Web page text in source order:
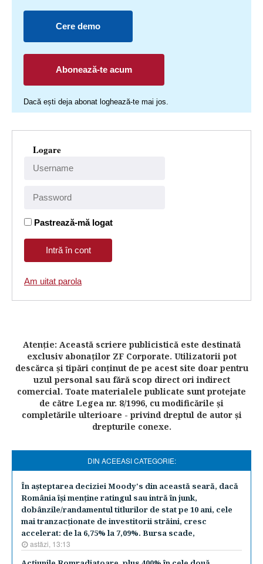
Cere demo
Abonează-te acum
Dacă ești deja abonat loghează-te mai jos.
Logare
Pastrează-mă logat
Am uitat parola
Atenţie: Această scriere publicistică este destinată
exclusiv abonaţilor ZF Corporate. Utilizatorii pot
descărca şi tipări conţinut de pe acest site doar pentru
uzul personal sau fără scop direct ori indirect
comercial. Toate materialele publicate sunt protejate
de către Legea nr. 8/1996, cu modificările şi
completările ulterioare - privind dreptul de autor şi
drepturile conexe.
DIN ACEEASI CATEGORIE:
În aşteptarea deciziei Moody's din această seară, dacă
România îşi menţine ratingul sau intră în junk,
dobânzile/randamentul titlurilor de stat pe 10 ani, cele
mai tranzacţionate de investitorii străini, cresc
accelerat: de la 6,75% la 7,09%. Bursa scade,
astăzi, 13:13